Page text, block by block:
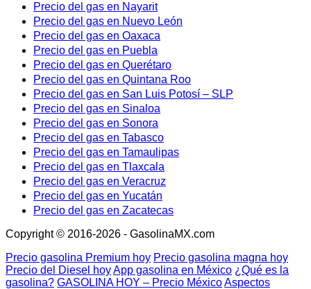
Precio del gas en Nayarit
Precio del gas en Nuevo León
Precio del gas en Oaxaca
Precio del gas en Puebla
Precio del gas en Querétaro
Precio del gas en Quintana Roo
Precio del gas en San Luis Potosí – SLP
Precio del gas en Sinaloa
Precio del gas en Sonora
Precio del gas en Tabasco
Precio del gas en Tamaulipas
Precio del gas en Tlaxcala
Precio del gas en Veracruz
Precio del gas en Yucatán
Precio del gas en Zacatecas
Copyright © 2016-2026 - GasolinaMX.com
Precio gasolina Premium hoy Precio gasolina magna hoy
Precio del Diesel hoyApp gasolina en México ¿Qué es la
gasolina? GASOLINA HOY – Precio MéxicoAspectos